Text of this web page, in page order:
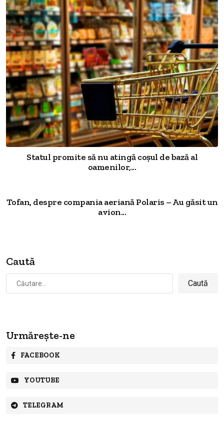
Statul promite să nu atingă coșul de bază al
oamenilor,...
Tofan, despre compania aeriană Polaris – Au găsit un
avion...
Caută
Caută
după:
Urmărește-ne
FACEBOOK
YOUTUBE
TELEGRAM